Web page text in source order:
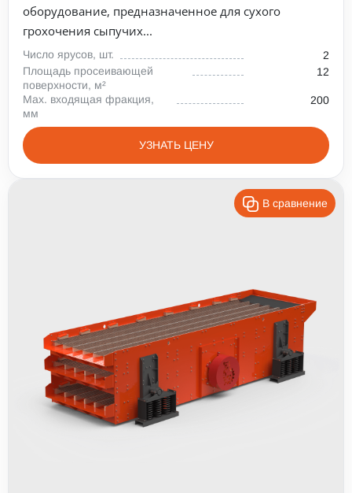
оборудование, предназначенное для сухого
грохочения сыпучих...
Число ярусов, шт.
2
Площадь просеивающей
поверхности, м²
12
Max. входящая фракция,
мм
200
УЗНАТЬ ЦЕНУ
В сравнение